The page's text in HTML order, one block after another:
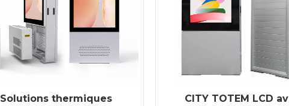
Solutions thermiques CITY TOTEM LCD